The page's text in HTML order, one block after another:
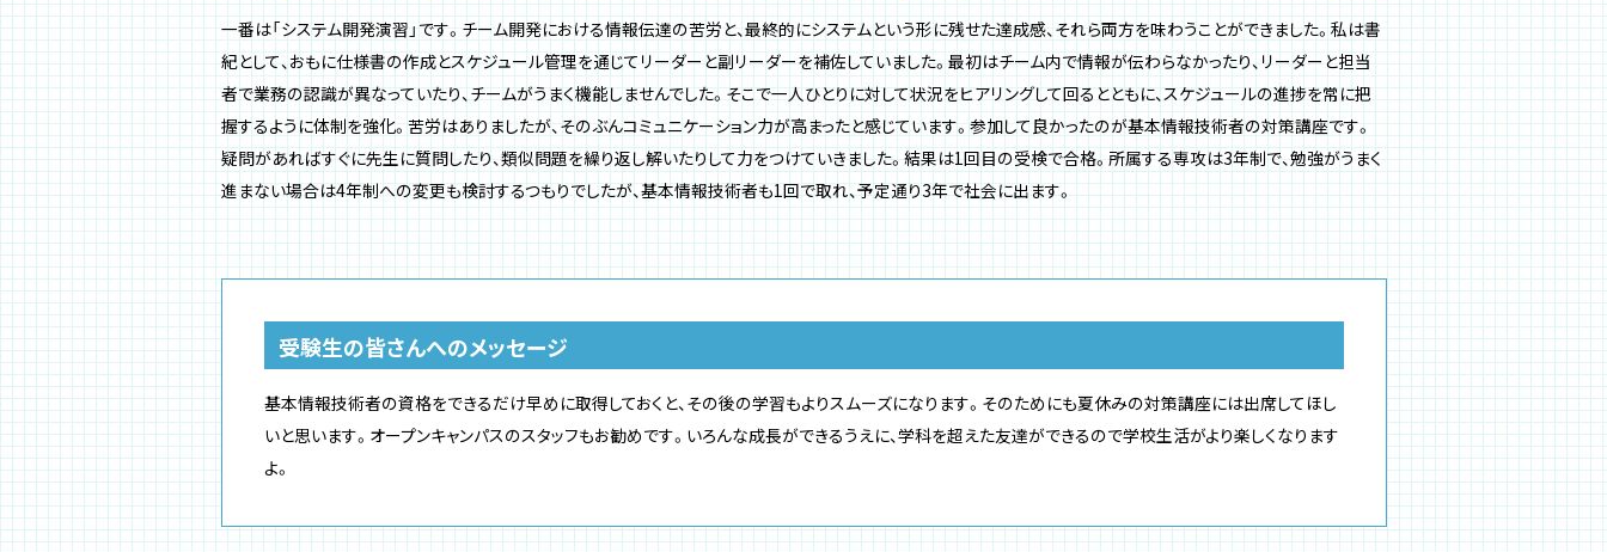
一番は「システム開発演習」です。チーム開発における情報伝達の苦労と、最終的にシステムという形に残せた達成感、それら両方を味わうことができました。私は書
紀として、おもに仕様書の作成とスケジュール管理を通じてリーダーと副リーダーを補佐していました。最初はチーム内で情報が伝わらなかったり、リーダーと担当
者で業務の認識が異なっていたり、チームがうまく機能しませんでした。そこで一人ひとりに対して状況をヒアリングして回るとともに、スケジュールの進捗を常に把
握するように体制を強化。苦労はありましたが、そのぶんコミュニケーション力が高まったと感じています。参加して良かったのが基本情報技術者の対策講座です。
疑問があればすぐに先生に質問したり、類似問題を繰り返し解いたりして力をつけていきました。結果は1回目の受検で合格。所属する専攻は3年制で、勉強がうまく
進まない場合は4年制への変更も検討するつもりでしたが、基本情報技術者も1回で取れ、予定通り3年で社会に出ます。
受験生の皆さんへのメッセージ
基本情報技術者の資格をできるだけ早めに取得しておくと、その後の学習もよりスムーズになります。そのためにも夏休みの対策講座には出席してほし
いと思います。オープンキャンパスのスタッフもお勧めです。いろんな成長ができるうえに、学科を超えた友達ができるので学校生活がより楽しくなります
よ。